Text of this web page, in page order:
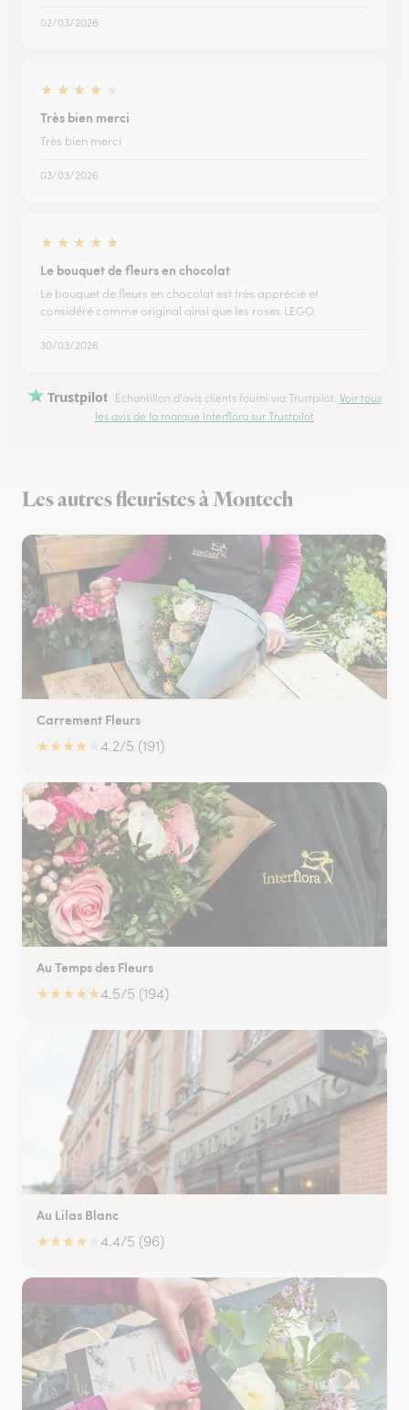
02/03/2026
★ ★ ★ ★
Très bien merci
Très bien merci
03/03/2026
★ ★ ★ ★ ★
Le bouquet de fleurs en chocolat
Le bouquet de fleurs en chocolat est très apprécié et
considéré comme original ainsi que les roses LEGO.
30/03/2026
Trustpilot Échantillon d'avis clients fourni via Trustpilot. Voir tous
les avis de la marque Interflora sur Trustpilot
Les autres fleuristes à Montech
Carrement Fleurs
★★★★ 4.2/5 (191)
Au Temps des Fleurs
★★★★★4.5/5 (194)
Au Lilas Blanc
★★★★ 4.4/5 (96)